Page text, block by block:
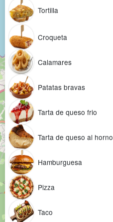
Tortilla
Croqueta
Calamares
Patatas bravas
Tarta de queso frio
Tarta de queso al horno
Hamburguesa
Pizza
Taco